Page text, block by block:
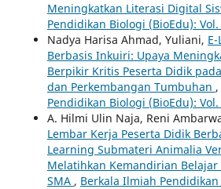
Meningkatkan Literasi Digital
Pendidikan Biologi (BioEdu):
Nadya Harisa Ahmad, Yuliani,
Berbasis Inkuiri: Upaya
Berpikir Kritis Peserta Didik
dan Perkembangan Tumbuhan ,
Pendidikan Biologi (BioEdu):
A. Hilmi Ulin Naja, Reni
Lembar Kerja Peserta Didik
Learning Submateri Animalia
Melatihkan Kemandirian Belajar
SMA , Berkala Ilmiah